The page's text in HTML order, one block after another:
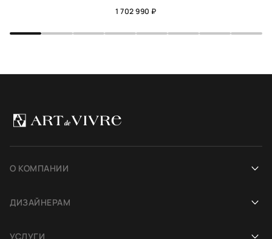
1 702 990 ₽
О КОМПАНИИ
ДИЗАЙНЕРАМ
УСЛУГИ